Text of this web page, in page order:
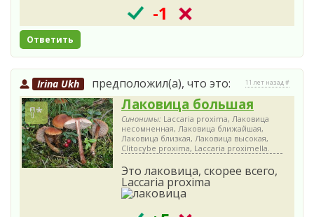
-1
Ответить
Irina Ukh предположил(а), что это: 11 лет назад #
Лаковица большая
Синонимы: Laccaria proxima, Лаковица
несомненная, Лаковица ближайшая,
Лаковица близкая, Лаковица высокая,
Clitocybe proxima, Laccaria proximella.
Это лаковица, скорее всего,
Laccaria proxima